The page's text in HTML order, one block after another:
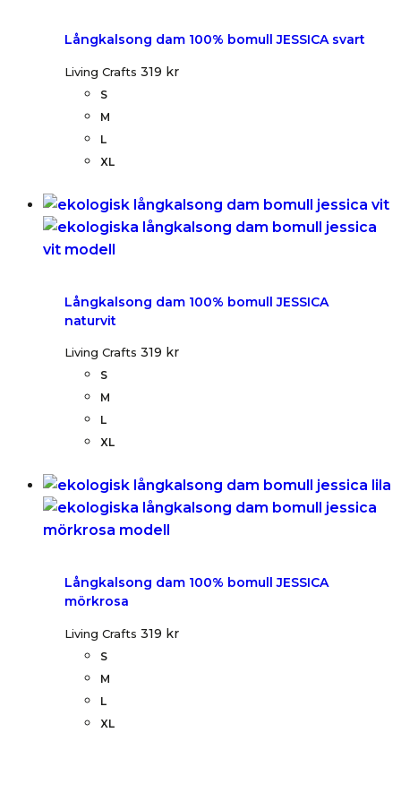
Långkalsong dam 100% bomull JESSICA svart
Living Crafts 319 kr
S
M
L
XL
Långkalsong dam 100% bomull JESSICA
naturvit
Living Crafts 319 kr
S
M
L
XL
Långkalsong dam 100% bomull JESSICA
mörkrosa
Living Crafts 319 kr
S
M
L
XL